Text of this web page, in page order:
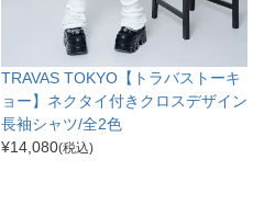
TRAVAS TOKYO【トラバストーキ
ョー】ネクタイ付きクロスデザイン
長袖シャツ/全2色
¥14,080(税込)